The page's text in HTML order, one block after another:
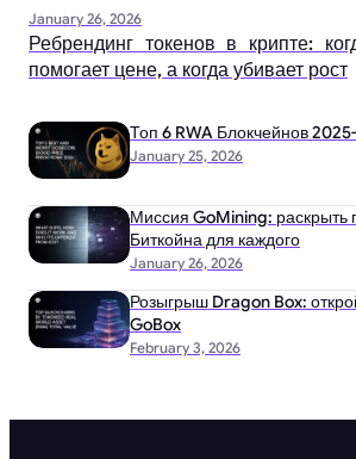
January 26, 2026
Ребрендинг токенов в крипте:
помогает цене, а когда убивает рост
January 25, 2026
Топ 6 RWA Блокчейнов
January 26, 2026
Миссия GoMining: раскрыть
Биткойна для каждого
February 3, 2026
Розыгрыш Dragon Box:
GoBox